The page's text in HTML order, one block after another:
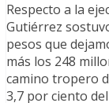
Respecto a la
Gutiérrez
pesos que
más los 248
camino tropero
3,7 por ciento